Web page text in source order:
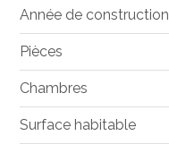
Année de construction
Pièces
Chambres
Surface habitable